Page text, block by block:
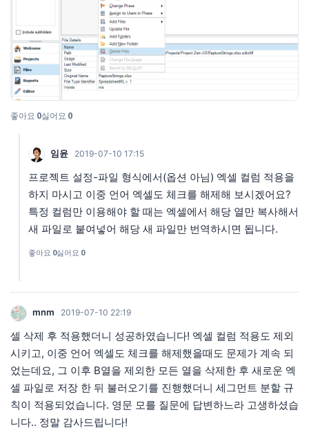
좋아요 0싫어요 0
임윤 2019-07-10 17:15
프로젝트 설정-파일 형식에서(옵션 아님) 엑셀 컬럼 적용을
하지 마시고 이중 언어 엑셀도 체크를 해제해 보시겠어요?
특정 컬럼만 이용해야 할 때는 엑셀에서 해당 열만 복사해서
새 파일로 붙여넣어 해당 새 파일만 번역하시면 됩니다.
좋아요 0싫어요 0
mnm 2019-07-10 22:19
셀 삭제 후 적용했더니 성공하였습니다! 엑셀 컬럼 적용도 제외
시키고, 이중 언어 엑셀도 체크를 해제했을때도 문제가 계속 되
었는데요, 그 이후 B열을 제외한 모든 열을 삭제한 후 새로운 엑
셀 파일로 저장 한 뒤 불러오기를 진행했더니 세그먼트 분할 규
칙이 적용되었습니다. 영문 모를 질문에 답변하느라 고생하셨습
니다.. 정말 감사드립니다!